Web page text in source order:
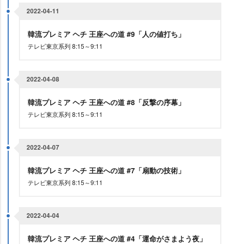
2022-04-11
韓流プレミア ヘチ 王座への道 #9「人の値打ち」
テレビ東京系列 8:15～9:11
2022-04-08
韓流プレミア ヘチ 王座への道 #8「反撃の序幕」
テレビ東京系列 8:15～9:11
2022-04-07
韓流プレミア ヘチ 王座への道 #7「扇動の技術」
テレビ東京系列 8:15～9:11
2022-04-04
韓流プレミア ヘチ 王座への道 #4「運命がさまよう夜」